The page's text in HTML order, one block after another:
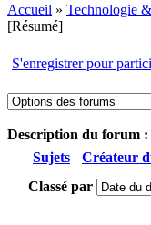
Accueil » Technologie
[Résumé]
S'enregistrer pour
Description du forum :
Sujets
Créateur
Classé par